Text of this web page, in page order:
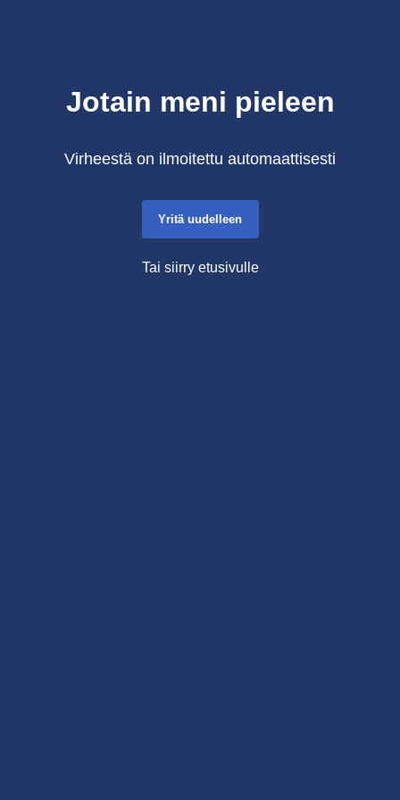
Jotain meni pieleen
Virheestä on ilmoitettu automaattisesti
Yritä uudelleen
Tai siirry etusivulle